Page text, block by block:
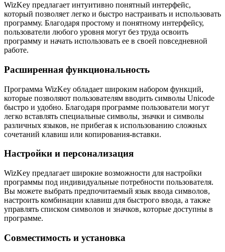
WizKey предлагает интуитивно понятный интерфейс,
который позволяет легко и быстро настраивать и использовать
программу. Благодаря простому и понятному интерфейсу,
пользователи любого уровня могут без труда освоить
программу и начать использовать ее в своей повседневной
работе.
Расширенная функциональность
Программа WizKey обладает широким набором функций,
которые позволяют пользователям вводить символы Unicode
быстро и удобно. Благодаря программе пользователи могут
легко вставлять специальные символы, значки и символы
различных языков, не прибегая к использованию сложных
сочетаний клавиш или копирования-вставки.
Настройки и персонализация
WizKey предлагает широкие возможности для настройки
программы под индивидуальные потребности пользователя.
Вы можете выбрать предпочитаемый язык ввода символов,
настроить комбинации клавиш для быстрого ввода, а также
управлять списком символов и значков, которые доступны в
программе.
Совместимость и установка